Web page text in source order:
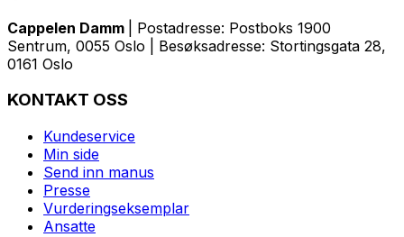
Cappelen Damm
| Postadresse: Postboks 1900
Sentrum, 0055 Oslo | Besøksadresse: Stortingsgata 28,
0161 Oslo
KONTAKT OSS
Kundeservice
Min side
Send inn manus
Presse
Vurderingseksemplar
Ansatte